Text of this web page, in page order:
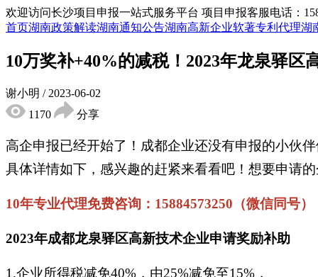
欢迎访问长沙项目申报一站式服务平台 项目申报客服电话：
首页湖南政策解读湖南通知公告湖南高新企业软著专利代理湖
10万奖补+40%的减税！2023年龙泉驿
谢小明 / 2023-06-02
1170
分享
高企申报已经开始了！成都企业还没有申报的小伙
具体详情如下，感兴趣的赶紧来看看吧！想要申请
10年专业代理免费咨询：15884573250（微信同号）
2023年成都龙泉驿区高新技术企业申请奖励补助
1.企业所得税减免40%，由25%减免至15%，